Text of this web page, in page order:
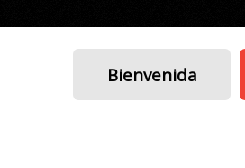
Bienvenida